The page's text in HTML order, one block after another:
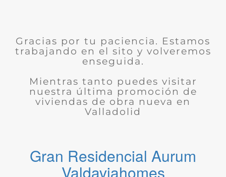
Gracias por tu paciencia. Estamos
trabajando en el sito y volveremos
enseguida.
Mientras tanto puedes visitar
nuestra última promoción de
viviendas de obra nueva en
Valladolid
Gran Residencial Aurum
Valdaviahomes